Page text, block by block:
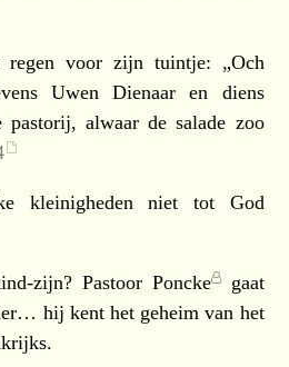
voor zijn tuintje: „Och
Uwen Dienaar en diens
pastorij, alwaar de salade zoo
kleinigheden niet tot God
zijn? Pastoor Poncke gaat
hij kent het geheim van het